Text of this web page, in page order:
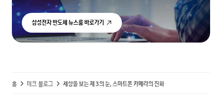
삼성전자 반도체 뉴스룸 바로가기
홈 테크 블로그 세상을 보는 제 3의 눈, 스마트폰 카메라의 진화